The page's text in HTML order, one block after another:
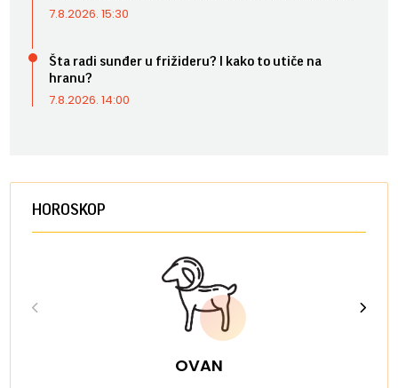
7.8.2026. 15:30
Šta radi sunđer u frižideru? I kako to utiče na
hranu?
7.8.2026. 14:00
HOROSKOP
OVAN